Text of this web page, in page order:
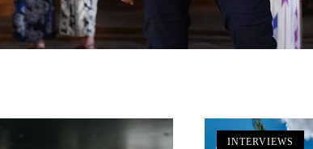
INTERVIEWS